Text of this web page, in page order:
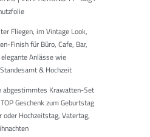
Fliegen, im Vintage Look,
Finish für Büro, Cafe, Bar,
Anlässe wie
& Hochzeit
abgestimmtes Krawatten-Set
Geschenk zum Geburtstag
oder Hochzeitstag, Vatertag,